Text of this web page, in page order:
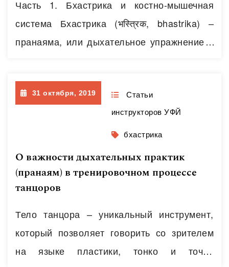
Часть 1. Бхастрика и костно-мышечная
система Бхастрика (भस्त्रिक, bhastrika) –
пранаяма, или дыхательное упражнение в
«кузнечные меха», которые и напоминает
эта данная пранаяма. Она представляет
собой ритмическое дыхание, выполняемое
за счет мышц живота с ритмом 90-120
дыханий в минуту. Соотношение
длительности вдоха к длительности
выдоха 3:1 (Сафронов А.Г. «Йога:
31 октября, 2019
Статьи
инструкторов УФЙ
бхастрика
О важности дыхательных практик
(пранаям) в тренировочном процессе
танцоров
Тело танцора – уникальный инструмент,
который позволяет говорить со зрителем
на языке пластики, тонко и точно